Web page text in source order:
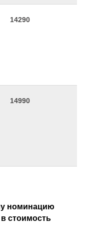
14290
14990
номинацию
стоимость